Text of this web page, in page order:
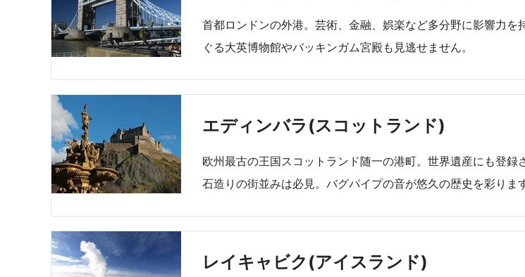
首都ロンドンの外港。芸術、金融、娯楽など多分野に影響力
ぐる大英博物館やバッキンガム宮殿も見逃せません。
エディンバラ(スコットランド)
欧州最古の王国スコットランド随一の港町。世界遺産にも登
石造りの街並みは必見。バグパイプの音が悠久の歴史を彩ります
レイキャビク(アイスランド)